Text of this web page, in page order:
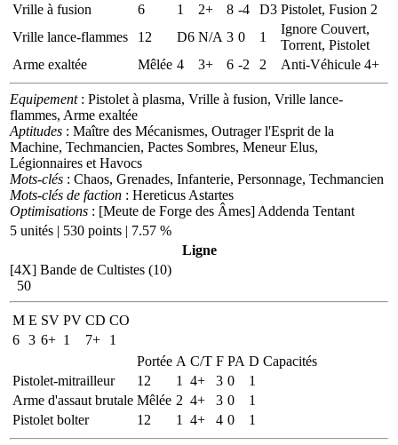
Vrille à fusion
6 1 2+ 8 -4 D3 Pistolet, Fusion 2
Vrille lance-flammes
12 D6 N/A 3 0 1
Ignore Couvert,
Torrent, Pistolet
Arme exaltée
Mêlée 4 3+ 6 -2 2 Anti-Véhicule 4+
Equipement: Pistolet à plasma, Vrille à fusion, Vrille lance-
flammes, Arme exaltée
Aptitudes : Maître des Mécanismes, Outrager l'Esprit de la
Machine, Techmancien, Pactes Sombres, Meneur Elus,
Légionnaires et Havocs
Mots-clés : Chaos, Grenades, Infanterie, Personnage, Techmancien
Mots-clés de faction : Hereticus Astartes
Optimisations : [Meute de Forge des Âmes] Addenda Tentant
5 unités | 530 points | 7.57 %
Ligne
[4X] Bande de Cultistes (10)
50
M E SV PV CD CO
6 3 6+ 1 7+
1
Portée A C/T F PA D Capacités
Pistolet-mitrailleur
12 1 4+ 3 0
1
Arme d'assaut brutale Mêlée 2 4+ 3 0
1
Pistolet bolter
12 1 4+ 4 0 1